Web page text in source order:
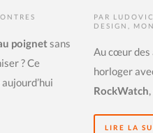
PAR
DESIGN
Au cœur des
horloger
RockWatch
LIRE LA
poignetsans
? Ce